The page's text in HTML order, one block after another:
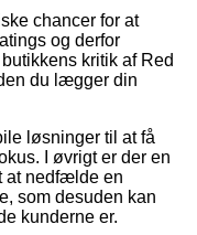
chancer for at
og derfor
kritik af Red
du lægger din
løsninger til at få
I øvrigt er der en
at nedfælde en
som desuden kan
kunderne er.